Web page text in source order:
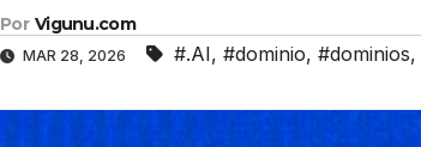
Por Vigunu.com
MAR 28, 2026 #.AI, #dominio, #dominios,